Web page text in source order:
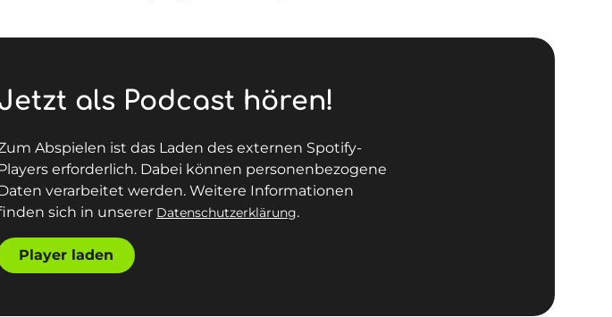
als Podcast hören!
Abspielen ist das Laden des externen Spotify-
erforderlich. Dabei können personenbezogene
verarbeitet werden. Weitere Informationen
sich in unserer Datenschutzerklärung.
Player laden